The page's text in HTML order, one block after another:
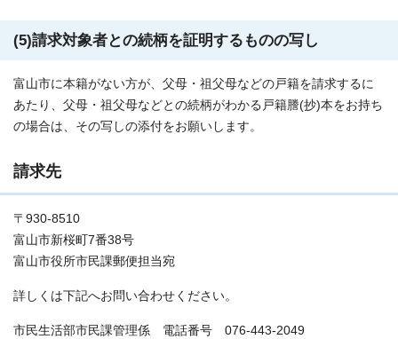
(5)請求対象者との続柄を証明するものの写し
富山市に本籍がない方が、父母・祖父母などの戸籍を請求するに
あたり、父母・祖父母などとの続柄がわかる戸籍謄(抄)本をお持ち
の場合は、その写しの添付をお願いします。
請求先
〒930-8510
富山市新桜町7番38号
富山市役所市民課郵便担当宛
詳しくは下記へお問い合わせください。
市民生活部市民課管理係 電話番号 076-443-2049